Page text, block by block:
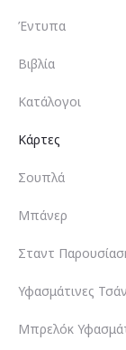
Έντυπα
Βιβλία
Κατάλογοι
Κάρτες
Σουπλά
Μπάνερ
Σταντ
Υφασμάτινες
Μπρελόκ